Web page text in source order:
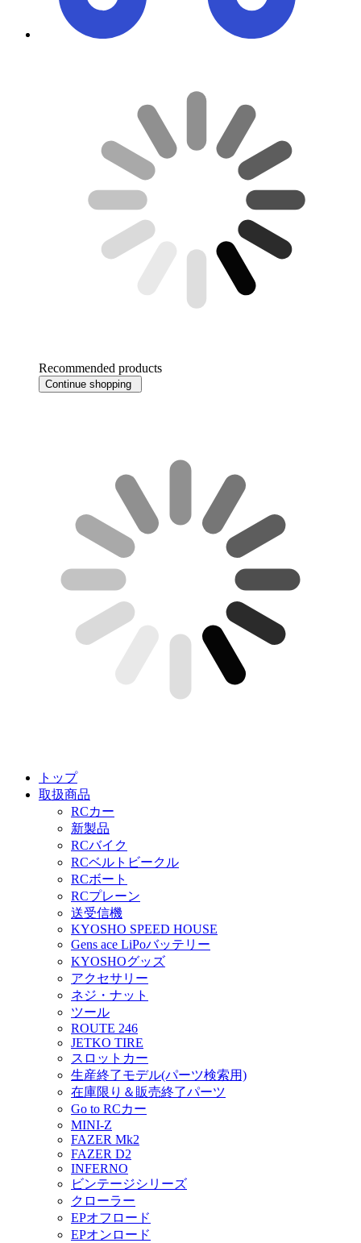
Recommended products
Continue shopping
トップ
取扱商品
RCカー
新製品
RCバイク
RCベルトビークル
RCボート
RCプレーン
送受信機
KYOSHO SPEED HOUSE
Gens ace LiPoバッテリー
KYOSHOグッズ
アクセサリー
ネジ・ナット
ツール
ROUTE 246
JETKO TIRE
スロットカー
生産終了モデル(パーツ検索用)
在庫限り＆販売終了パーツ
Go to RCカー
MINI-Z
FAZER Mk2
FAZER D2
INFERNO
ビンテージシリーズ
クローラー
EPオフロード
EPオンロード